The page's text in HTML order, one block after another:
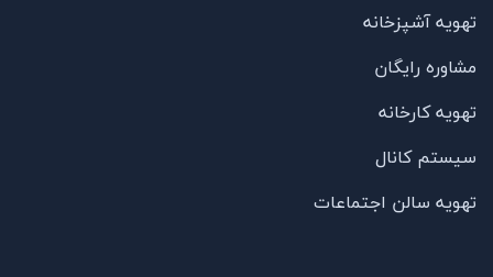
تهویه آشپزخانه
مشاوره رایگان
تهویه کارخانه
سیستم کانال
تهویه سالن اجتماعات